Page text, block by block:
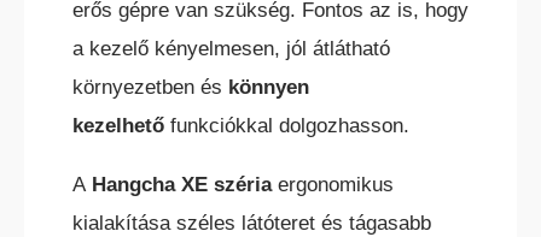
erős gépre van szükség. Fontos az is, hogy
a kezelő kényelmesen, jól átlátható
környezetben és könnyen
kezelhető funkciókkal dolgozhasson.
A Hangcha XE szériaergonomikus
kialakítása széles látóteret és tágasabb